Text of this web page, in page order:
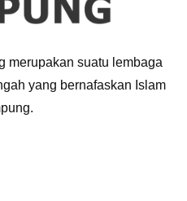
merupakan suatu lembaga
yang bernafaskan Islam